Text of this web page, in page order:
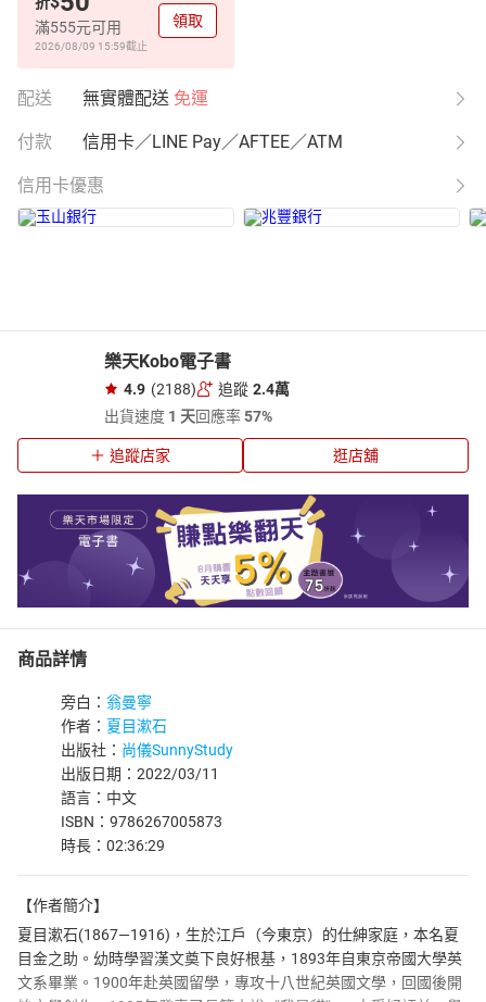
滿555元可用
2026/08/09 15:59截止
領取
配送 無實體配送 免運
付款 信用卡／LINE Pay／AFTEE／ATM
信用卡優惠
樂天Kobo電子書
4.9 (2188) 追蹤 2.4萬
出貨速度 1 天回應率57%
追蹤店家 逛店舖
商品詳情
旁白： 翁曼寧
作者： 夏目漱石
出版社： 尚儀SunnyStudy
出版日期：2022/03/11
語言：中文
ISBN：9786267005873
時長：02:36:29
【作者簡介】
夏目漱石(1867—1916)，生於江戶（今東京）的仕紳家庭，本名夏
目金之助。幼時學習漢文奠下良好根基，1893年自東京帝國大學英
文系畢業。1900年赴英國留學，專攻十八世紀英國文學，回國後開